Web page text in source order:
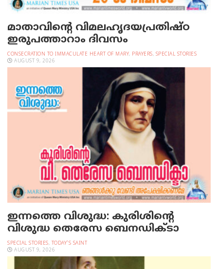
മാതാവിന്റെ വിമലഹൃദയപ്രതിഷ്ഠ
ഇരുപത്താറാം ദിവസം
CONSECRATION TO IMMACULATE HEART OF MARY, PRAYERS, SPECIAL STORIES
AUGUST 9, 2026
ഇന്നത്തെ വിശുദ്ധ: കുരിശിന്റെ
വിശുദ്ധ തെരേസ ബെനഡിക്ടാ
SPECIAL STORIES, TODAY'S SAINT
AUGUST 9, 2026